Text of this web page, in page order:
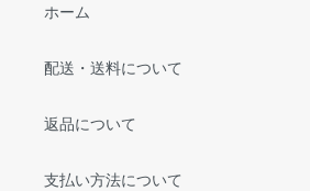
ホーム
配送・送料について
返品について
支払い方法について